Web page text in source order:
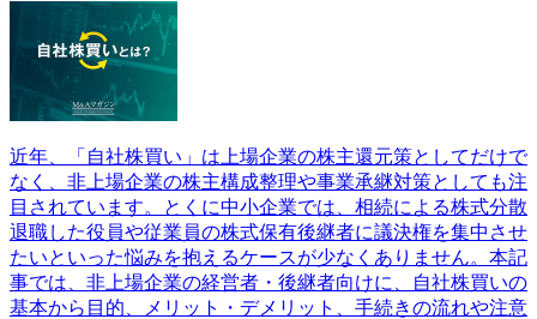
近年、「自社株買い」は上場企業の株主還元策としてだけで
なく、非上場企業の株主構成整理や事業承継対策としても注
目されています。とくに中小企業では、相続による株式分散
退職した役員や従業員の株式保有後継者に議決権を集中させ
たいといった悩みを抱えるケースが少なくありません。本記
事では、非上場企業の経営者・後継者向けに、自社株買いの
基本から目的、メリット・デメリット、手続きの流れや注意